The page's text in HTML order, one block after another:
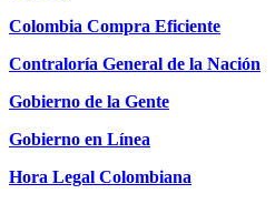
Colombia Compra Eficiente
Contraloría General de la Nación
Gobierno de la Gente
Gobierno en Línea
Hora Legal Colombiana